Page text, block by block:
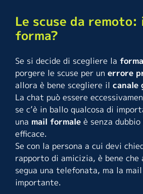
Le scuse da remoto:
forma?
Se si decide di scegliere la
porgere le scuse per un errore
allora è bene scegliere il canale
La chat può essere
se c’è in ballo qualcosa di
una mail formale è senza
efficace.
Se con la persona a cui devi
rapporto di amicizia, è bene che
segua una telefonata, ma la
importante.